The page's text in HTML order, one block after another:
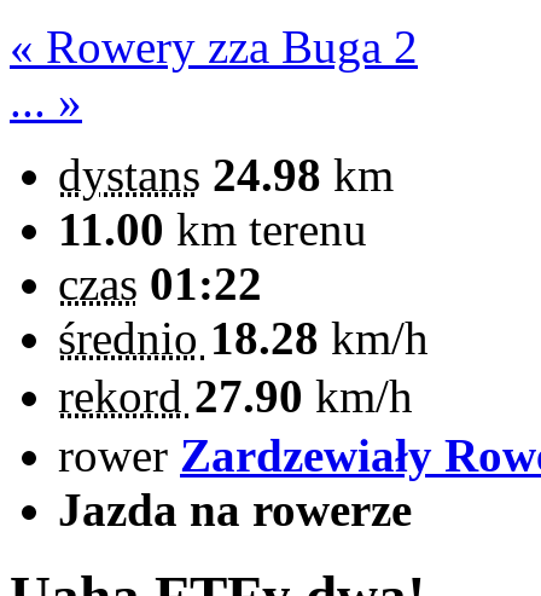
« Rowery zza Buga 2
... »
dystans 24.98 km
11.00 km terenu
czas 01:22
średnio 18.28 km/h
rekord 27.90 km/h
rower Zardzewiały
Jazda na rowerze